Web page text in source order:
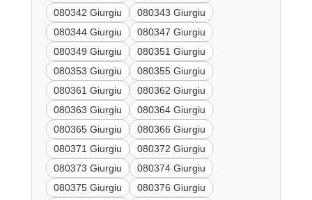
080342 Giurgiu
080343 Giurgiu
080344 Giurgiu
080347 Giurgiu
080349 Giurgiu
080351 Giurgiu
080353 Giurgiu
080355 Giurgiu
080361 Giurgiu
080362 Giurgiu
080363 Giurgiu
080364 Giurgiu
080365 Giurgiu
080366 Giurgiu
080371 Giurgiu
080372 Giurgiu
080373 Giurgiu
080374 Giurgiu
080375 Giurgiu
080376 Giurgiu